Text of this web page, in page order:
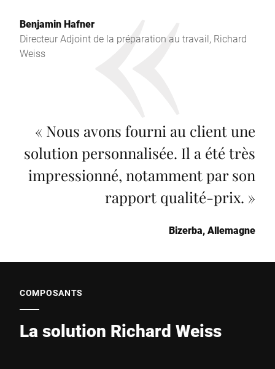
Benjamin Hafner
Directeur Adjoint de la préparation au travail, Richard
Weiss
« Nous avons fourni au client une
solution personnalisée. Il a été très
impressionné, notamment par son
rapport qualité-prix. »
Bizerba, Allemagne
COMPOSANTS
La solution Richard Weiss